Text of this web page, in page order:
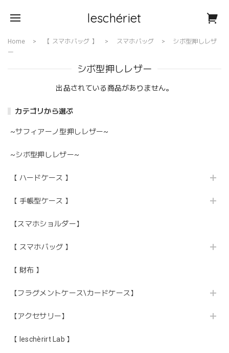
leschériet
カテゴリから選ぶ
~サフィアーノ型押しレザー~
~シボ型押しレザー~
【 ハードケース 】
【 手帳型ケース 】
【スマホショルダー】
【 スマホバッグ 】
【 財布 】
【フラグメントケース\カードケース】
【アクセサリー】
【 leschèrirt Lab 】
Home 【 スマホバッグ 】 スマホバッグ
シボ型押しレザ
ー
シボ型押しレザー
出品されている商品がありません。